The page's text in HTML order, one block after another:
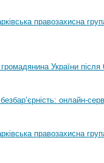
правозахисна
України після
онлайн-
правозахисна